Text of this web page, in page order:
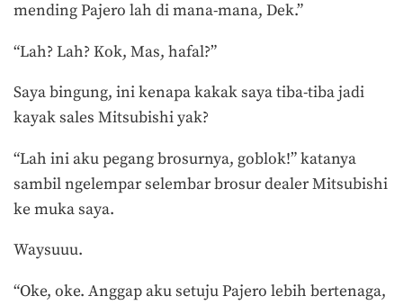
mending Pajero lah di mana-mana, Dek.”
“Lah? Lah? Kok, Mas, hafal?”
Saya bingung, ini kenapa kakak saya tiba-tiba jadi
kayak sales Mitsubishi yak?
“Lah ini aku pegang brosurnya, goblok!” katanya
sambil ngelempar selembar brosur dealer Mitsubishi
ke muka saya.
Waysuuu.
“Oke, oke. Anggap aku setuju Pajero lebih bertenaga,